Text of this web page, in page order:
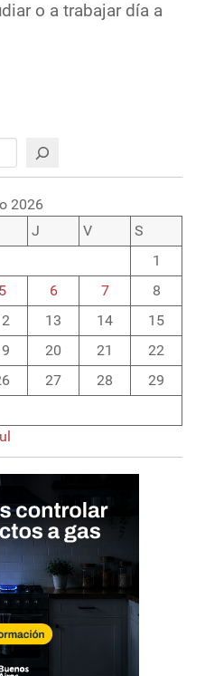
o a trabajar día a
Buscar
2026
J V
S
1
5 6 7
8
13 14
15
20 21
22
27 28
29